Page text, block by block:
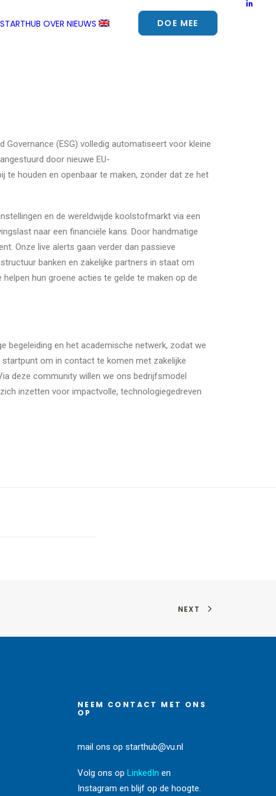
OVER NIEUWS DOE MEE
(ESG) volledig automatiseert voor kleine
door nieuwe EU-
te houden en openbaar te maken, zonder dat ze het
en de wereldwijde koolstofmarkt via een
naar een financiële kans. Door handmatige
Onze live alerts gaan verder dan passieve
banken en zakelijke partners in staat om
hun groene acties te gelde te maken op de
begeleiding en het academische netwerk, zodat we
om in contact te komen met zakelijke
deze community willen we ons bedrijfsmodel
inzetten voor impactvolle, technologiegedreven
NEXT
NEEM CONTACT MET ONS
OP
mail ons op starthub@vu.nl
Volg ons op LinkedIn en
Instagram en blijf op de hoogte.